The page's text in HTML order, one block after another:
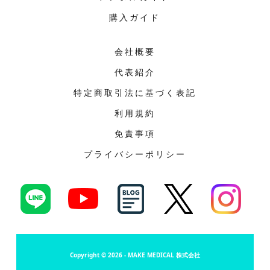
購入ガイド
会社概要
代表紹介
特定商取引法に基づく表記
利用規約
免責事項
プライバシーポリシー
Copyright © 2026 - MAKE MEDICAL 株式会社